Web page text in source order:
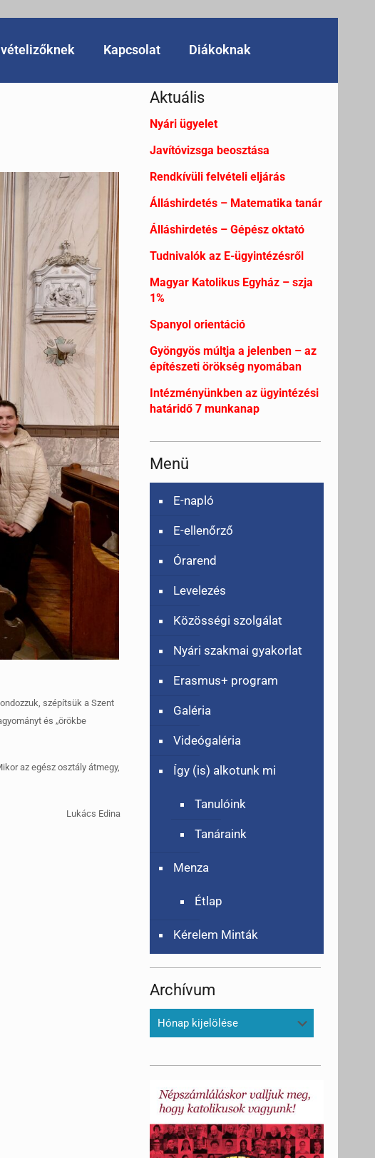
Kapcsolat Diákoknak
szépítsük a Szent
és „örökbe
az egész osztály átmegy,
Lukács Edina
Aktuális
Nyári ügyelet
Javítóvizsga beosztása
Rendkívüli felvételi eljárás
Álláshirdetés – Matematika tanár
Álláshirdetés – Gépész oktató
Tudnivalók az E-ügyintézésről
Magyar Katolikus Egyház – szja
1%
Spanyol orientáció
Gyöngyös múltja a jelenben – az
építészeti örökség nyomában
Intézményünkben az ügyintézési
határidő 7 munkanap
Menü
E-napló
E-ellenőrző
Órarend
Levelezés
Közösségi szolgálat
Nyári szakmai gyakorlat
Erasmus+ program
Galéria
Videógaléria
Így (is) alkotunk mi
Tanulóink
Tanáraink
Menza
Étlap
Kérelem Minták
Archívum
Archívum